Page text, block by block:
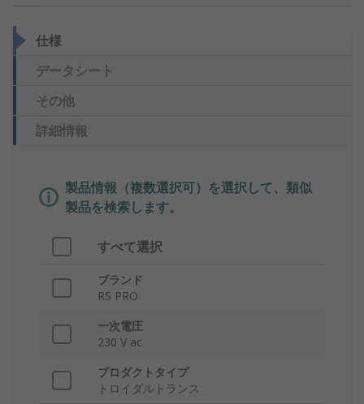
仕様
データシート
その他
詳細情報
製品情報（複数選択可）を選択して、類似
製品を検索します。
すべて選択
ブランド
RS PRO
一次電圧
230 V ac
プロダクトタイプ
トロイダルトランス